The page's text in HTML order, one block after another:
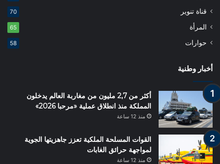
قناة تنوير 70
المرأة 65
حوارات 58
أخبار وطنية
أكثر من 2,7 مليون من مغاربة العالم يدخلون
المملكة منذ انطلاق عملية «مرحبا 2026»
منذ 12 ساعة
القوات المسلحة الملكية تعزز جاهزيتها الجوية
لمواجهة حرائق الغابات
منذ 12 ساعة